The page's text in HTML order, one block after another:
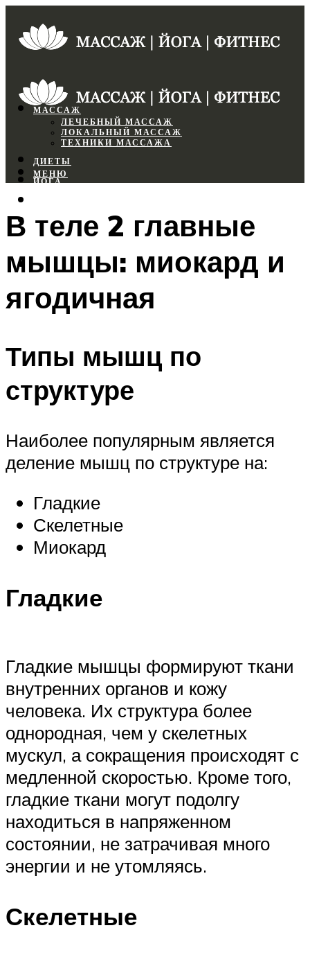
МАССАЖ
ЛЕЧЕБНЫЙ МАССАЖ
ЛОКАЛЬНЫЙ МАССАЖ
ТЕХНИКИ МАССАЖА
ДИЕТЫ
ЙОГА
ФИТНЕС
МЕНЮ
МЕНЮ
В теле 2 главные
мышцы: миокард и
ягодичная
Типы мышц по
структуре
Наиболее популярным является
деление мышц по структуре на:
Гладкие
Скелетные
Миокард
Гладкие
Гладкие мышцы формируют ткани
внутренних органов и кожу
человека. Их структура более
однородная, чем у скелетных
мускул, а сокращения происходят с
медленной скоростью. Кроме того,
гладкие ткани могут подолгу
находиться в напряженном
состоянии, не затрачивая много
энергии и не утомляясь.
Скелетные